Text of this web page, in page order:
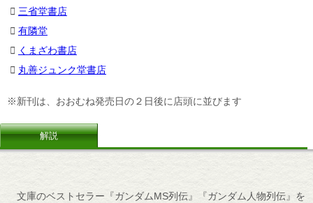
三省堂書店
有隣堂
くまざわ書店
丸善ジュンク堂書店
※新刊は、おおむね発売日の２日後に店頭に並びます
解説
文庫のベストセラー『ガンダムMS列伝』『ガンダム人物列伝』を